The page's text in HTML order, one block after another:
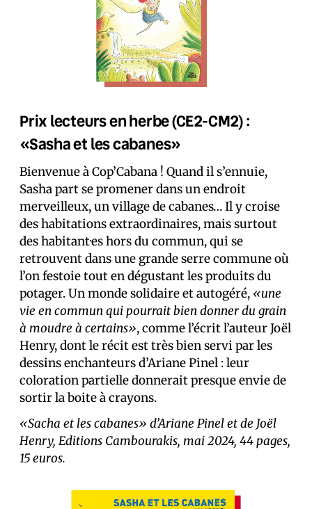
Prix lecteurs en herbe (CE2-CM2) :
«Sasha et les cabanes»
Bienvenue à Cop’Cabana ! Quand il s’ennuie,
Sasha part se promener dans un endroit
merveilleux, un village de cabanes… Il y croise
des habitations extraordinaires, mais surtout
des habitant·es hors du commun, qui se
retrouvent dans une grande serre commune où
l’on festoie tout en dégustant les produits du
potager. Un monde solidaire et autogéré, «une
vie en commun qui pourrait bien donner du grain
à moudre à certains», comme l’écrit l’auteur Joël
Henry, dont le récit est très bien servi par les
dessins enchanteurs d’Ariane Pinel : leur
coloration partielle donnerait presque envie de
sortir la boite à crayons.
«Sacha et les cabanes» d’Ariane Pinel et de Joël
Henry, Editions Cambourakis, mai 2024, 44 pages,
15 euros.